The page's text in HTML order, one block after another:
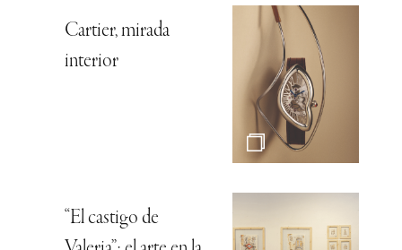
Cartier, mirada
interior
“El castigo de